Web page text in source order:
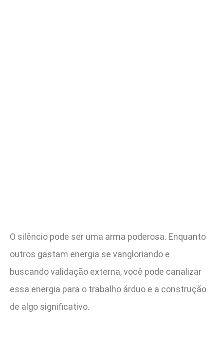
O silêncio pode ser uma arma poderosa. Enquanto
outros gastam energia se vangloriando e
buscando validação externa, você pode canalizar
essa energia para o trabalho árduo e a construção
de algo significativo.